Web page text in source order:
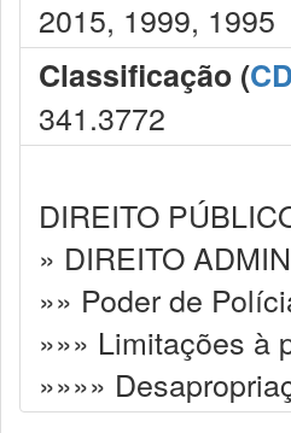
2015, 1999, 1995
Classificação (
341.3772
DIREITO
» DIREITO
»» Poder de
»»» Limitações à
»»»»